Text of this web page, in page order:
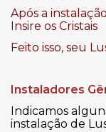
Após a
Insire os Cristais
Feito isso, seu
Instaladores
Indicamos
instalação de